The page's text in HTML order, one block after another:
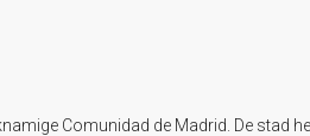
Comunidad de Madrid. De stad